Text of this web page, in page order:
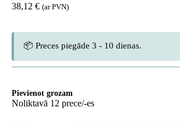
38,12 € (ar PVN)
📦 Preces piegāde 3 - 10 dienas.
Pievienot grozam
Noliktavā 12 prece/-es